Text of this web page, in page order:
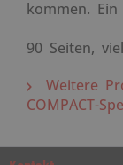
kommen.
90 Seiten,
Weitere
COMPACT-